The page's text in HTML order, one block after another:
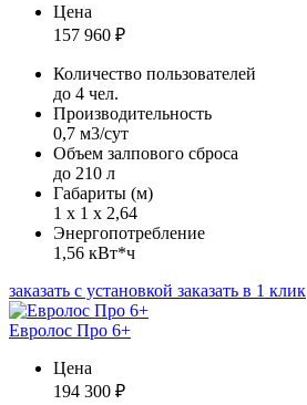
Цена
157 960 ₽
Количество пользователей
до 4 чел.
Производительность
0,7 м3/сут
Объем залпового сброса
до 210 л
Габариты (м)
1 х 1 х 2,64
Энергопотребление
1,56 кВт*ч
заказать с установкой заказать в 1 клик
Евролос Про 6+
Цена
194 300 ₽